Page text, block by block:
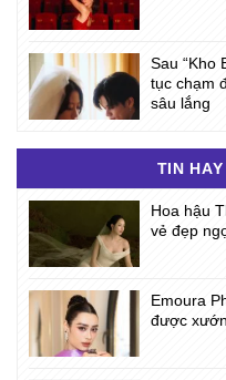
Sau “Kho
tục chạm
sâu lắng
TIN
Hoa hậu
vẻ đẹp
Emoura
được